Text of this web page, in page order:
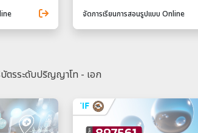
จัดการเรียนการสอนรูปแบบ Online
ตรระดับปริญญาโท - เอก